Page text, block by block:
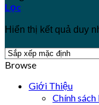
Lọc
Hiển thị kết quả duy
Browse
Giới Thiệu
Chính